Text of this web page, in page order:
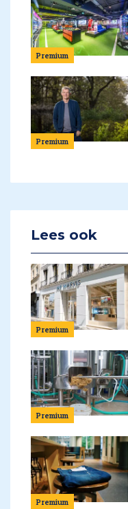
Premium
Premium
Lees ook
Premium
Premium
Premium